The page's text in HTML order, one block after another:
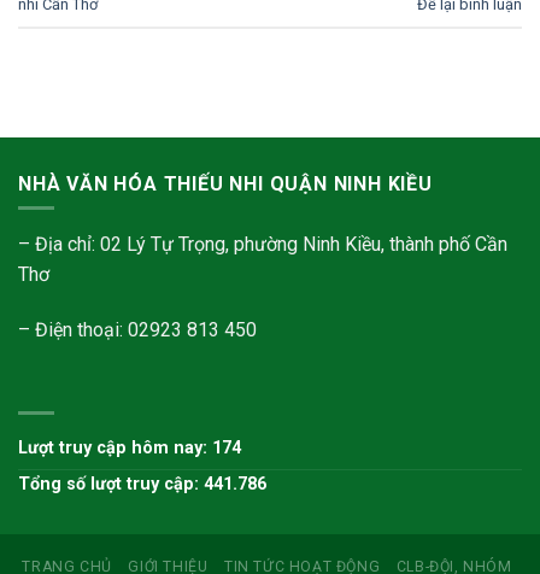
nhi Cần Thơ
Để lại bình luận
NHÀ VĂN HÓA THIẾU NHI QUẬN NINH KIỀU
– Địa chỉ: 02 Lý Tự Trọng, phường Ninh Kiều, thành phố Cần
Thơ
– Điện thoại: 02923 813 450
Lượt truy cập hôm nay: 174
Tổng số lượt truy cập: 441.786
TRANG CHỦ GIỚI THIỆU TIN TỨC HOẠT ĐỘNG CLB-ĐỘI, NHÓM